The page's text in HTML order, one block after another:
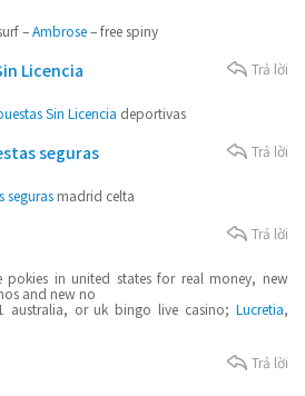
–Ambrose– free spiny
Licencia
Sin Licencia deportivas
Trả lời
seguras
seguras madrid celta
Trả lời
in united states for real money, new
and new no
australia, or uk bingo live casino; Lucretia,
Trả lời
Trả lời